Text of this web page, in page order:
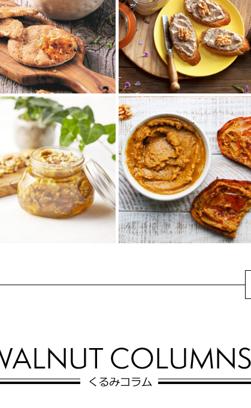
みとにんじんのデ
で煮詰めたにんじんのう
くるみがクセになるディ
レシピ。玉ねぎやトマト
レも入って...
くるみとレンズ豆のス
プレッド
じゃがいもとレンズ豆の滑らか
な口当たりに、くるみの粒々食
感がアクセント。作っておけ
ば、朝食にお好きな...
みのはちみつ漬け
に作れて長期保存できる...
くるみはちみつバター
のアクセントがく...